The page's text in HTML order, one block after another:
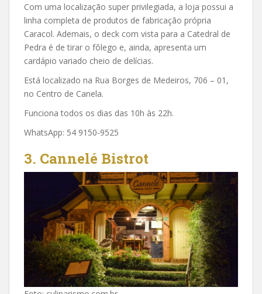
Com uma localização super privilegiada, a loja possui a
linha completa de produtos de fabricação própria
Caracol. Ademais, o deck com vista para a Catedral de
Pedra é de tirar o fôlego e, ainda, apresenta um
cardápio variado cheio de delícias.
Está localizado na Rua Borges de Medeiros, 706 – 01,
no Centro de Canela.
Funciona todos os dias das 10h às 22h.
WhatsApp: 54 9150-9525
3. Cannelé Bistrot